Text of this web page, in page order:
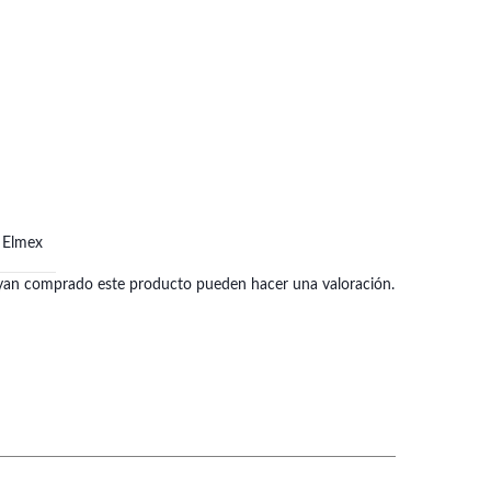
Elmex
comprado este producto pueden hacer una valoración.